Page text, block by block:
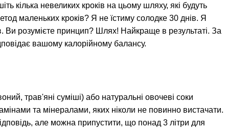
кілька невеликих кроків на цьому шляху, які будуть
маленьких кроків? Я не їстиму солодке 30 днів. Я
Ви розумієте принцип? Шлях! Найкраще в результаті. За
вашому калорійному балансу.
трав'яні суміші) або натуральні овочеві соки
та мінералами, яких ніколи не повинно вистачати.
але можна припустити, що понад 3 літри для